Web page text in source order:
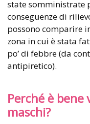
state somministrate
conseguenze di
possono comparire
zona in cui è stata
po’ di febbre (da
antipiretico).
Perché è bene
maschi?